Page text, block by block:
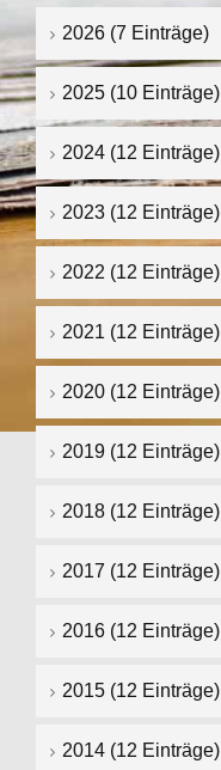
2026 (7 Einträge)
2025 (10 Einträge)
2024 (12 Einträge)
2023 (12 Einträge)
2022 (12 Einträge)
2021 (12 Einträge)
2020 (12 Einträge)
2019 (12 Einträge)
2018 (12 Einträge)
2017 (12 Einträge)
2016 (12 Einträge)
2015 (12 Einträge)
2014 (12 Einträge)